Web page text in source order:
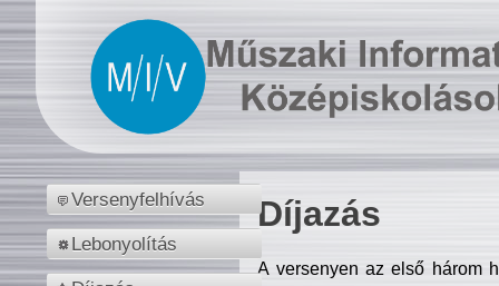
Versenyfelhívás
Lebonyolítás
Díjazás
A versenyen az első három